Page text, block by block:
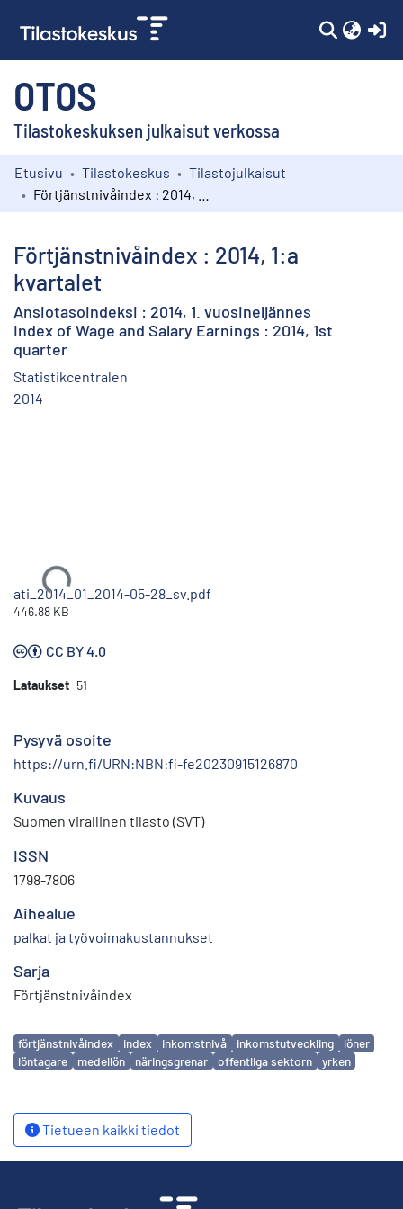
OTOS
Tilastokeskuksen julkaisut verkossa
Kokoelmat
Etusivu Tilastokeskus
Tilastojulkaisut
Förtjänstnivåindex : 2014, 1:a
kvartalet
Ansiotasoindeksi : 2014, 1. vuosineljännes
Index of Wage and Salary Earnings : 2014, 1st
quarter
Statistikcentralen
2014
Ladataan...
ati_2014_01_2014-05-28_sv.pdf
446.88 KB
CC BY 4.0
Lataukset 51
Pysyvä osoite
https://urn.fi/URN:NBN:fi-fe20230915126870
Kuvaus
Suomen virallinen tilasto (SVT)
ISSN
1798-7806
Aihealue
palkat ja työvoimakustannukset
Sarja
Förtjänstnivåindex
Avainsanat
förtjänstnivåindex index inkomstnivå inkomstutveckling
löner
löntagare
medellön näringsgrenar offentliga sektorn yrken
Tietueen kaikki tiedot